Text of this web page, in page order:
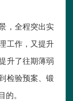
，全程突出实
工作，又提升
升了往期薄弱
检验预案、锻
。